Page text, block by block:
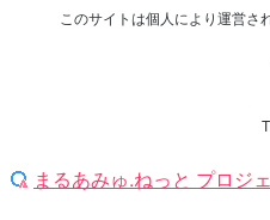
このサイトは個人により運営さ
まるあみゅ.ねっと プロジ